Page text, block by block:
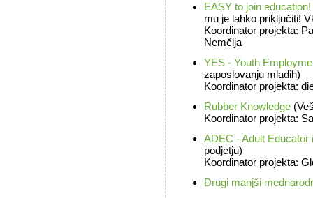
EASY to join
mu je lahko priključiti!
Koordinator projekta:
Nemčija
YES - Youth
zaposlovanju mladih)
Koordinator projekta:
Rubber Knowledge
Koordinator projekta:
ADEC - Adult Educator
podjetju)
Koordinator projekta:
Drugi manjši